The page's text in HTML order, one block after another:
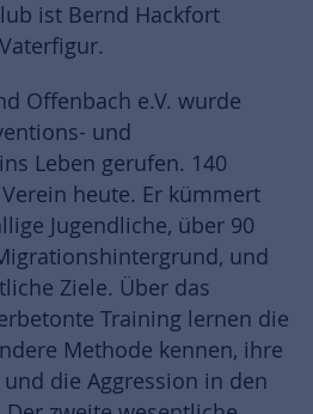
ist Bernd Hackfort
Offenbach e.V. wurde
und
Leben gerufen. 140
heute. Er kümmert
Jugendliche, über 90
und
Ziele. Über das
Training lernen die
Methode kennen, ihre
die Aggression in den